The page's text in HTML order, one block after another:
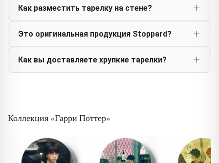
Как разместить тарелку на стене?
Это оригинальная продукция Stoppard?
Как вы доставляете хрупкие тарелки?
Коллекция «Гарри Поттер»